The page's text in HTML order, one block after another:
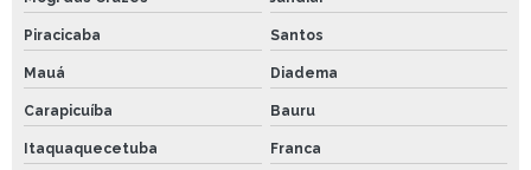
Piracicaba Santos
Mauá Diadema
Carapicuíba Bauru
Itaquaquecetuba Franca